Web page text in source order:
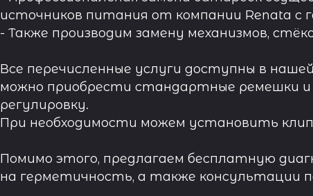
источников питания от компании Renata с
- Также производим замену механизмов,
Все перечисленные услуги доступны в
можно приобрести стандартные ремешки и
регулировку.
При необходимости можем установить
Помимо этого, предлагаем бесплатную
на герметичность, а также консультации